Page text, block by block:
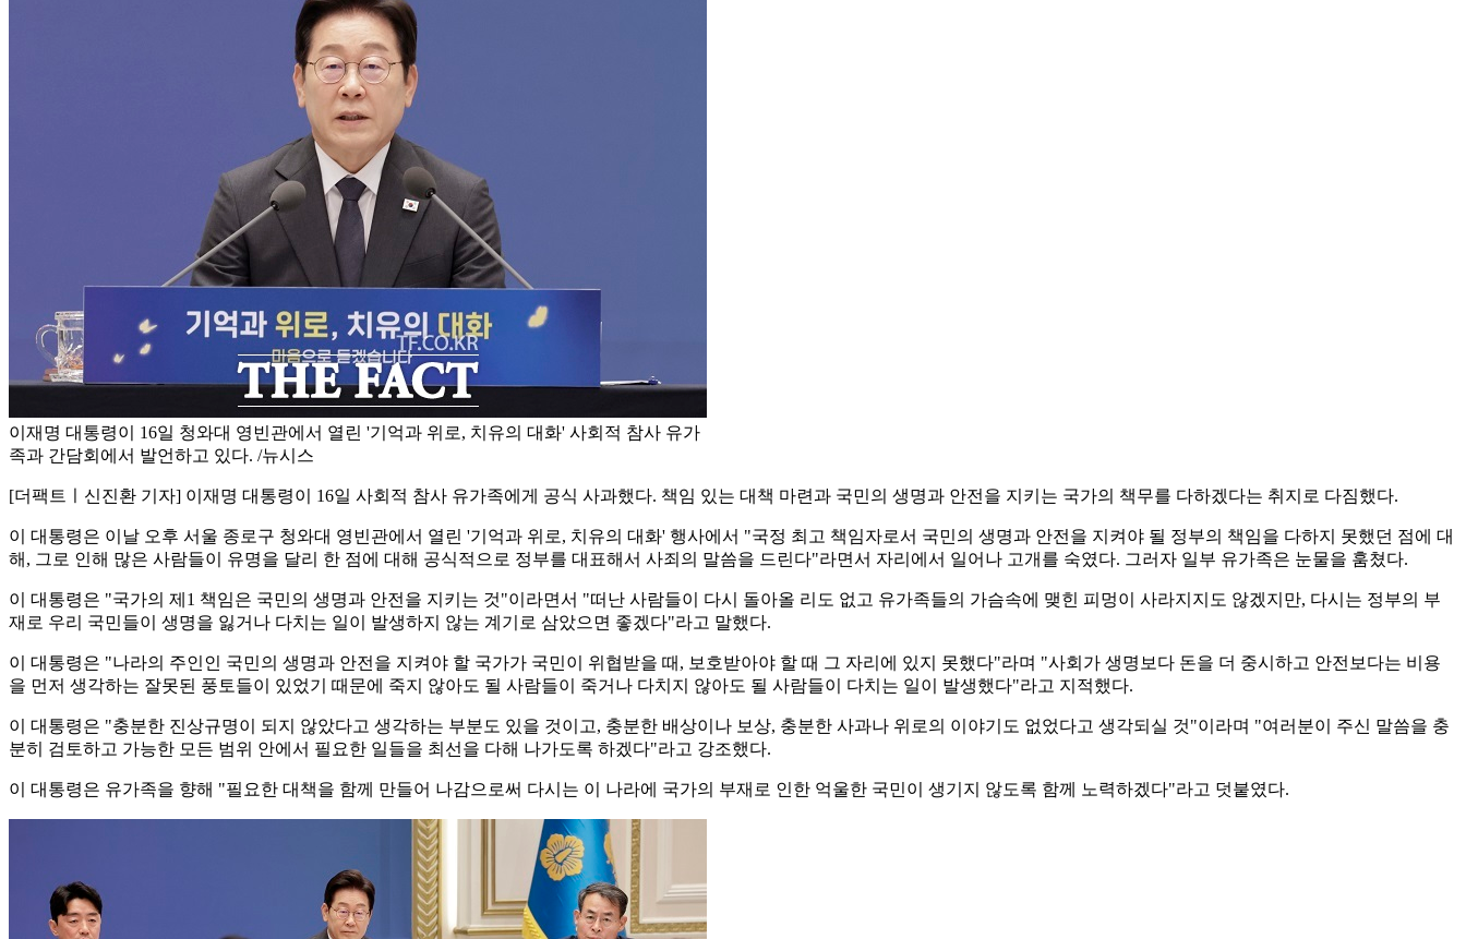
이재명 대통령이 16일 청와대 영빈관에서 열린 '기억과 위로, 치유의 대화' 사회적 참사 유가
족과 간담회에서 발언하고 있다. /뉴시스
[더팩트ㅣ신진환 기자] 이재명 대통령이 16일 사회적 참사 유가족에게 공식 사과했다. 책임 있는 대책 마련과 국민의 생명과 안전을 지키는 국가의 책무를 다하겠다는 취지로 다짐했다.
이 대통령은 이날 오후 서울 종로구 청와대 영빈관에서 열린 '기억과 위로, 치유의 대화' 행사에서 "국정 최고 책임자로서 국민의 생명과 안전을 지켜야 될 정부의 책임을 다하지 못했던 점에 대
해, 그로 인해 많은 사람들이 유명을 달리 한 점에 대해 공식적으로 정부를 대표해서 사죄의 말씀을 드린다"라면서 자리에서 일어나 고개를 숙였다. 그러자 일부 유가족은 눈물을 훔쳤다.
이 대통령은 "국가의 제1 책임은 국민의 생명과 안전을 지키는 것"이라면서 "떠난 사람들이 다시 돌아올 리도 없고 유가족들의 가슴속에 맺힌 피멍이 사라지지도 않겠지만, 다시는 정부의 부
재로 우리 국민들이 생명을 잃거나 다치는 일이 발생하지 않는 계기로 삼았으면 좋겠다"라고 말했다.
이 대통령은 "나라의 주인인 국민의 생명과 안전을 지켜야 할 국가가 국민이 위협받을 때, 보호받아야 할 때 그 자리에 있지 못했다"라며 "사회가 생명보다 돈을 더 중시하고 안전보다는 비용
을 먼저 생각하는 잘못된 풍토들이 있었기 때문에 죽지 않아도 될 사람들이 죽거나 다치지 않아도 될 사람들이 다치는 일이 발생했다"라고 지적했다.
이 대통령은 "충분한 진상규명이 되지 않았다고 생각하는 부분도 있을 것이고, 충분한 배상이나 보상, 충분한 사과나 위로의 이야기도 없었다고 생각되실 것"이라며 "여러분이 주신 말씀을 충
분히 검토하고 가능한 모든 범위 안에서 필요한 일들을 최선을 다해 나가도록 하겠다"라고 강조했다.
이 대통령은 유가족을 향해 "필요한 대책을 함께 만들어 나감으로써 다시는 이 나라에 국가의 부재로 인한 억울한 국민이 생기지 않도록 함께 노력하겠다"라고 덧붙였다.